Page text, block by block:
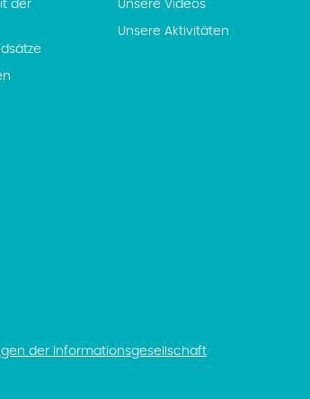
der
Unsere Videos
Unsere Aktivitäten
der Informationsgesellschaft